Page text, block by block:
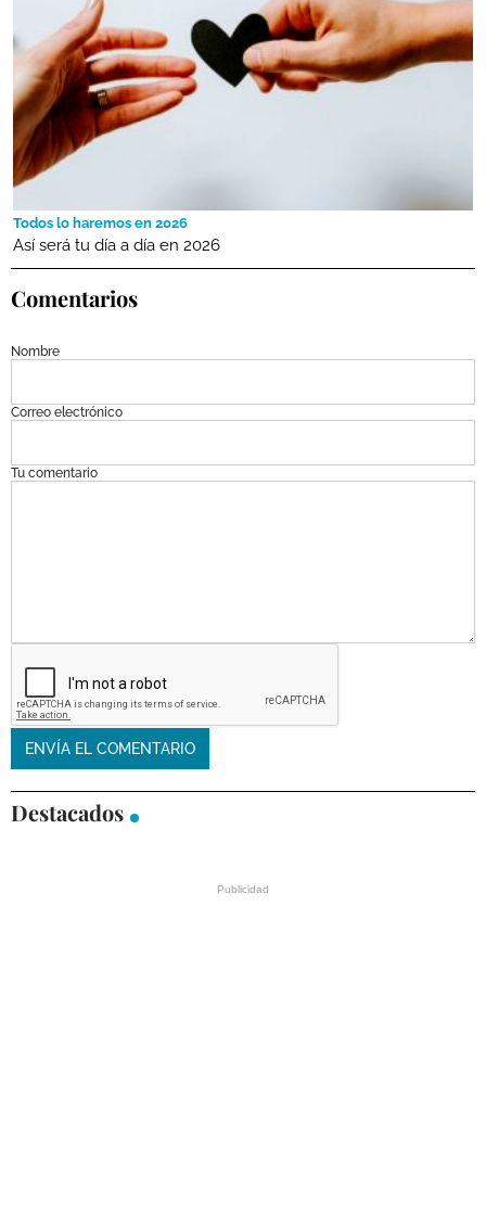
Todos lo haremos en 2026
Así será tu día a día en 2026
Comentarios
Nombre
Correo electrónico
Tu comentario
Destacados